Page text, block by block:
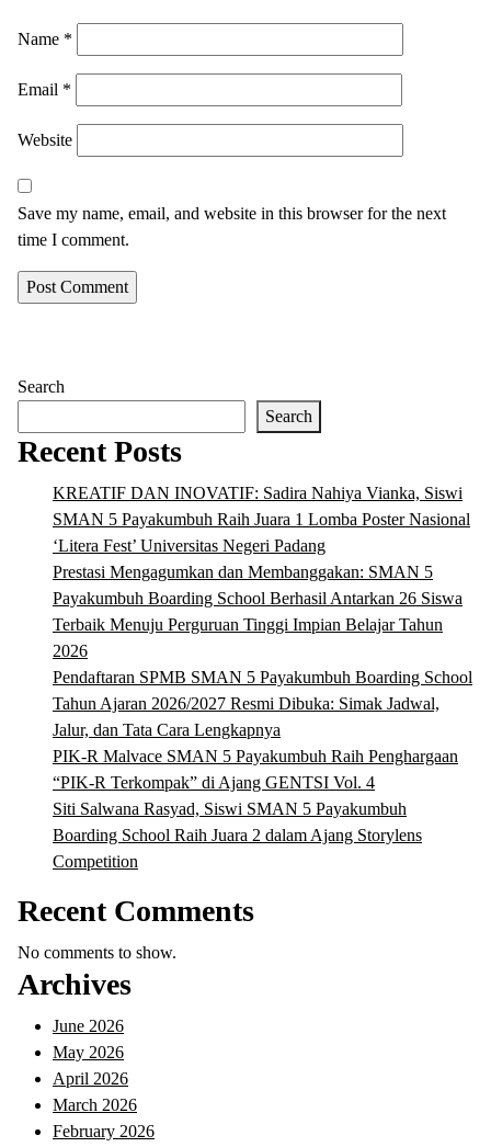
Name *
Email *
Website
Save my name, email, and website in this browser for the next
time I comment.
Search
Search
Recent Posts
KREATIF DAN INOVATIF: Sadira Nahiya Vianka, Siswi
SMAN 5 Payakumbuh Raih Juara 1 Lomba Poster Nasional
‘Litera Fest’ Universitas Negeri Padang
Prestasi Mengagumkan dan Membanggakan: SMAN 5
Payakumbuh Boarding School Berhasil Antarkan 26 Siswa
Terbaik Menuju Perguruan Tinggi Impian Belajar Tahun
2026
Pendaftaran SPMB SMAN 5 Payakumbuh Boarding School
Tahun Ajaran 2026/2027 Resmi Dibuka: Simak Jadwal,
Jalur, dan Tata Cara Lengkapnya
PIK-R Malvace SMAN 5 Payakumbuh Raih Penghargaan
“PIK-R Terkompak” di Ajang GENTSI Vol. 4
Siti Salwana Rasyad, Siswi SMAN 5 Payakumbuh
Boarding School Raih Juara 2 dalam Ajang Storylens
Competition
Recent Comments
No comments to show.
Archives
June 2026
May 2026
April 2026
March 2026
February 2026